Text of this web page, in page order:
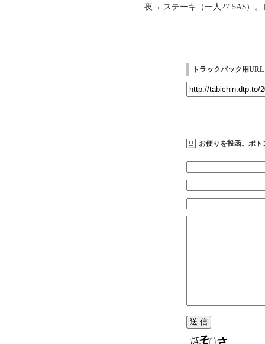
夜→ ステーキ（一人27.5A$）。
トラックバック用URL
お便りを投函。ポト